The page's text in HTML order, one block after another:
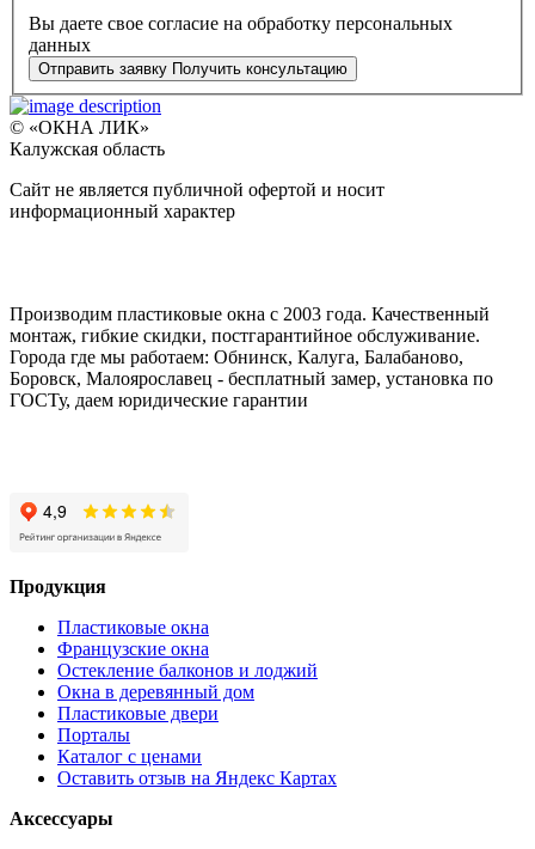
Вы даете свое согласие на обработку персональных
данных
Отправить заявку Получить консультацию
© «ОКНА ЛИК»
Калужская область
Сайт не является публичной офертой и носит
информационный характер
Производим пластиковые окна с 2003 года. Качественный
монтаж, гибкие скидки, постгарантийное обслуживание.
Города где мы работаем: Обнинск, Калуга, Балабаново,
Боровск, Малоярославец - бесплатный замер, установка по
ГОСТу, даем юридические гарантии
Продукция
Пластиковые окна
Французские окна
Остекление балконов и лоджий
Окна в деревянный дом
Пластиковые двери
Порталы
Каталог с ценами
Оставить отзыв на Яндекс Картах
Аксессуары